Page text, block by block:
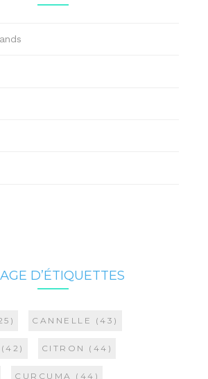
D’ÉTIQUETTES
CANNELLE (43)
(42) CITRON (44)
CURCUMA (44)